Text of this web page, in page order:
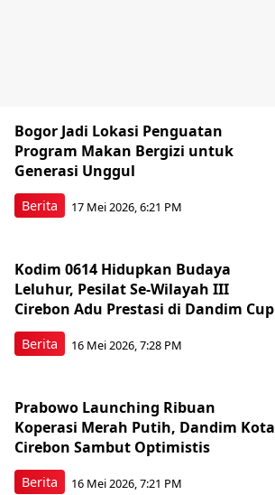
Berita
Bogor Jadi Lokasi Penguatan
Program Makan Bergizi untuk
Generasi Unggul
17 Mei 2026, 6:21 PM
Berita
Kodim 0614 Hidupkan Budaya
Leluhur, Pesilat Se-Wilayah III
Cirebon Adu Prestasi di Dandim Cup
16 Mei 2026, 7:28 PM
Berita
Prabowo Launching Ribuan
Koperasi Merah Putih, Dandim Kota
Cirebon Sambut Optimistis
16 Mei 2026, 7:21 PM